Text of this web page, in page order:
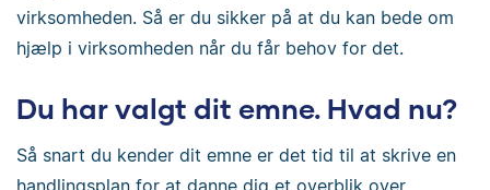
virksomheden. Så er du sikker på at du kan bede om
hjælp i virksomheden når du får behov for det.
Du har valgt dit emne. Hvad nu?
Så snart du kender dit emne er det tid til at skrive en
handlingsplan for at danne dig et overblik over